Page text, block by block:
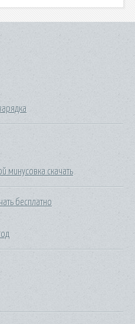
минусовка скачать
бесплатно